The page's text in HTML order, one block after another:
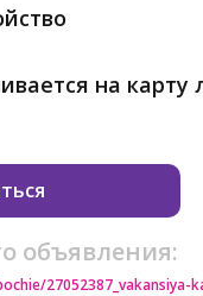
на карту
объявления:
27052387_vakansiya-